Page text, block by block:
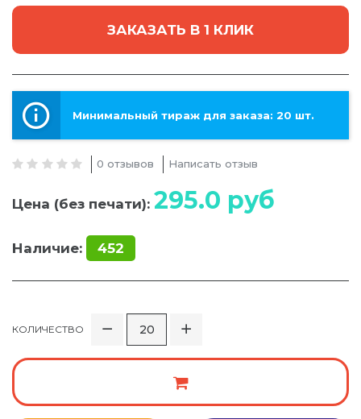
ЗАКАЗАТЬ В 1 КЛИК
Минимальный тираж для заказа: 20 шт.
0 отзывов Написать отзыв
Цена (без печати): 295.0 руб
Наличие: 452
КОЛИЧЕСТВО